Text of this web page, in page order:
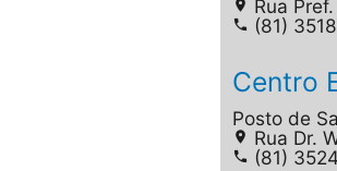
place Rua
phone (81)
Centro
Posto de
place Rua Dr.
phone (81)